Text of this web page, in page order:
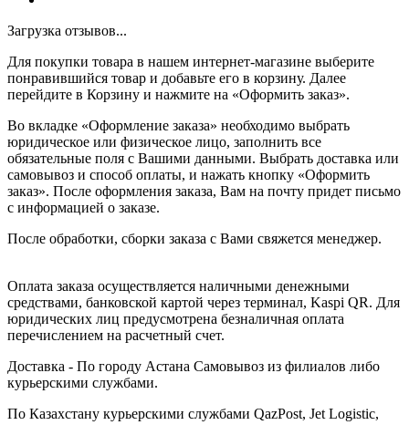
Загрузка отзывов...
Для покупки товара в нашем интернет-магазине выберите
понравившийся товар и добавьте его в корзину. Далее
перейдите в Корзину и нажмите на «Оформить заказ».
Во вкладке «Оформление заказа» необходимо выбрать
юридическое или физическое лицо, заполнить все
обязательные поля с Вашими данными. Выбрать доставка или
самовывоз и способ оплаты, и нажать кнопку «Оформить
заказ». После оформления заказа, Вам на почту придет письмо
с информацией о заказе.
После обработки, сборки заказа с Вами свяжется менеджер.
Оплата заказа осуществляется наличными денежными
средствами, банковской картой через терминал, Kaspi QR. Для
юридических лиц предусмотрена безналичная оплата
перечислением на расчетный счет.
Доставка - По городу Астана Самовывоз из филиалов либо
курьерскими службами.
По Казахстану курьерскими службами QazPost, Jet Logistic,